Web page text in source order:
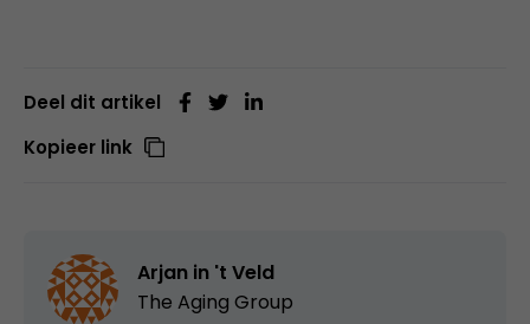
Deel dit artikel
Kopieer link
Arjan in 't Veld
The Aging Group